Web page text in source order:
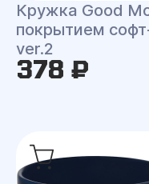
Кружка Good
покрытием
ver.2
378 ₽